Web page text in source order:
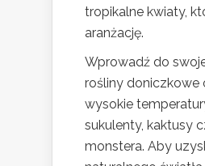
tropikalne kwiaty,
aranżację.
Wprowadź do
rośliny doniczkowe
wysokie
sukulenty, kaktusy
monstera. Aby